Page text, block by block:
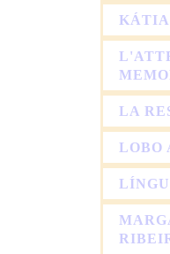
LA
LOBO